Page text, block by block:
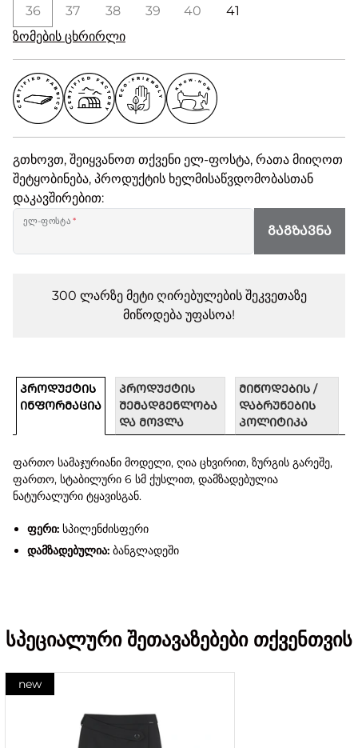
36 37 38 39 40
41
ზომების ცხრირლი
გთხოვთ, შეიყვანოთ თქვენი ელ-ფოსტა, რათა მიიღოთ
შეტყობინება, პროდუქტის ხელმისაწვდომობასთან
დაკავშირებით:
ელ-ფოსტა*
ᲒᲐᲒᲖᲐᲕᲜᲐ
300 ლარზე მეტი ღირებულების შეკვეთაზე
მიწოდება უფასოა!
ᲞᲠᲝᲓᲣᲥᲢᲘᲡ
ᲘᲜᲤᲝᲠᲛᲐᲪᲘᲐ
ᲞᲠᲝᲓᲣᲥᲢᲘᲡ
ᲨᲔᲛᲐᲓᲒᲔᲜᲚᲝᲑᲐ
ᲓᲐ ᲛᲝᲕᲚᲐ
ᲛᲘᲬᲝᲓᲔᲑᲘᲡ /
ᲓᲐᲑᲠᲣᲜᲔᲑᲘᲡ
ᲞᲝᲚᲘᲢᲘᲙᲐ
ფართო სამაჯურიანი მოდელი, ღია ცხვირით, ზურგის გარეშე,
ფართო, სტაბილური 6 სმ ქუსლით, დამზადებულია
ნატურალური ტყავისგან.
ფერი:სპილენძისფერი
დამზადებულია:ბანგლადეში
სპეციალური შეთავაზებები თქვენთვის
new